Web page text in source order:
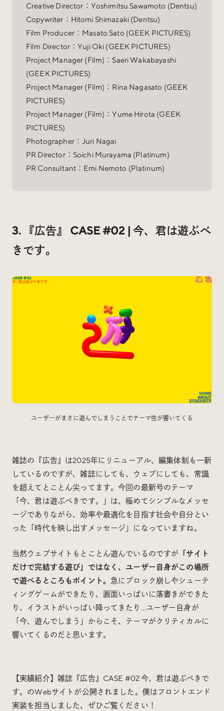
Creative Director：Yoshimitsu Sawamoto (Dentsu)
Copywriter：Hitomi Shimazaki (Dentsu)
Film Producer：Masato Sato (GEEK PICTURES)
Film Director：Yuji Oki (GEEK PICTURES)
Project Manager (Film)：Saeri Wakabayashi
(GEEK PICTURES)
Project Manager (Film)：Rina Nagasato (GEEK
PICTURES)
Project Manager (Film)：Yume Hirota (GEEK
PICTURES)
Photographer：Juri Nagai
PR Director：Soichi Murayama (Platinum)
PR Consultant：Emi Nemoto (Platinum)
3. 『広告』 CASE #02 | 今、君は遊ぶべ
きです。
ユーザーがまさに遊んでしまうことでテーマ性が響いてくる
雑誌の『広告』は2025年にリニューアル、編集体制も一新
しているのですが、雑誌にしても、ウェブにしても、常識
を超えてとことん尖ってます。今回の最新号のテーマ
「今、君は遊ぶべきです。」は、極めてシンプルなメッセ
ージでありながら、効率や最適化を目指す社会や自分とい
った「時代を映し出すメッセージ」になっていますね。
当然ウェブサイトもとことん遊んでいるのですが 「サイト
だけで完結する遊び」ではなく、ユーザー自身がこの場所
で遊べるところもポイント。 急にブロック崩しやシューテ
ィングゲームができたり、画面いっぱいに落書きができた
り、イラストがいっぱい降ってきたり…ユーザー自身が
「今、遊んでしまう」からこそ、テーマがクリティカルに
響いてくるのだと思います。
【実績紹介】雑誌『広告』CASE #02 今、君は遊ぶべきで
す。のWebサイトが公開されました。僕はフロントエンド
実装を担当しました、ぜひご覧ください！